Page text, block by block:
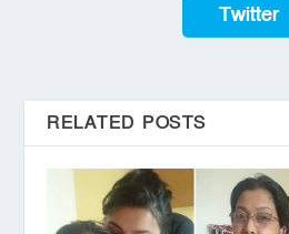
Twitter
RELATED POSTS